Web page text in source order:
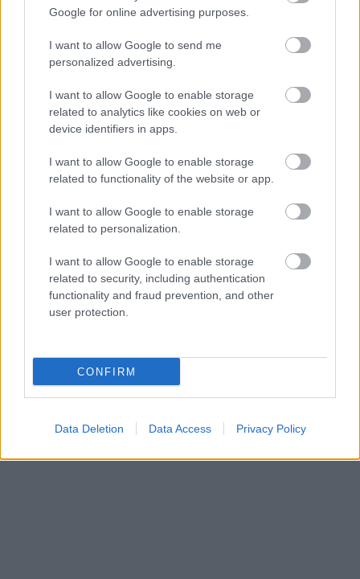
Google for online advertising purposes.
I want to allow Google to send me
personalized advertising.
I want to allow Google to enable storage
related to analytics like cookies on web or
device identifiers in apps.
I want to allow Google to enable storage
related to functionality of the website or app.
I want to allow Google to enable storage
related to personalization.
I want to allow Google to enable storage
related to security, including authentication
functionality and fraud prevention, and other
user protection.
CONFIRM
Data Deletion Data Access Privacy Policy